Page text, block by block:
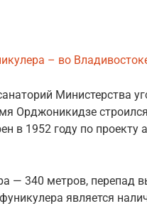
– во
Министерства
Орджоникидзе
в 1952 году по проекту
— 340 метров, перепад
является